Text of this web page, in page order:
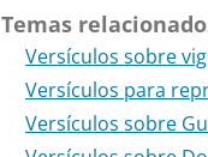
Temas
Versículos sobre
Versículos para
Versículos sobre